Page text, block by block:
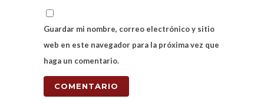
Guardar mi nombre, correo electrónico y sitio
web en este navegador para la próxima vez que
haga un comentario.